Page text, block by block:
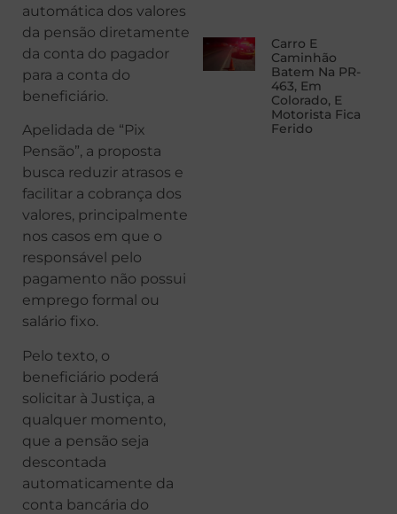
automática dos valores
da pensão diretamente
da conta do pagador
para a conta do
beneficiário.
Apelidada de “Pix
Pensão”, a proposta
busca reduzir atrasos e
facilitar a cobrança dos
valores, principalmente
nos casos em que o
responsável pelo
pagamento não possui
emprego formal ou
salário fixo.
Pelo texto, o
beneficiário poderá
solicitar à Justiça, a
qualquer momento,
que a pensão seja
descontada
automaticamente da
conta bancária do
Carro E
Caminhão
Batem Na PR-
463, Em
Colorado, E
Motorista Fica
Ferido